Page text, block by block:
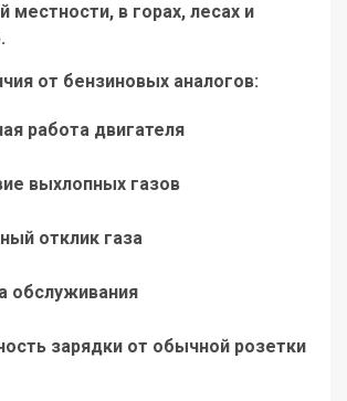
местности, в горах, лесах и
от бензиновых аналогов:
работа двигателя
выхлопных газов
отклик газа
обслуживания
зарядки от обычной розетки